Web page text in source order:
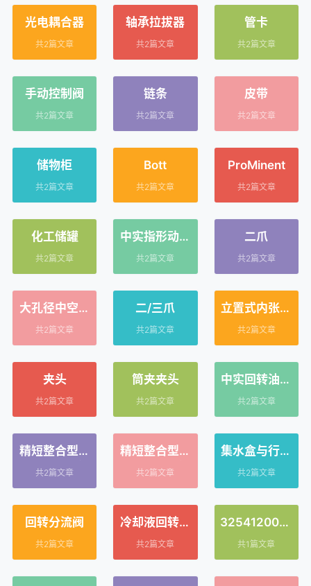
光电耦合器
共2篇文章
轴承拉拔器
共2篇文章
管卡
共2篇文章
手动控制阀
共2篇文章
链条
共2篇文章
皮带
共2篇文章
储物柜
共2篇文章
Bott
共2篇文章
ProMinent
共2篇文章
化工储罐
共2篇文章
中实指形动力
卡盘
共2篇文章
二爪
共2篇文章
大孔径中空气
动卡盘
共2篇文章
二/三爪
共2篇文章
立置式内张后
拉卡盘
共2篇文章
夹头
共2篇文章
筒夹夹头
共2篇文章
中实回转油压
缸
共2篇文章
精短整合型注
气回转油压缸
共2篇文章
精短整合型注
水回转油压缸
共2篇文章
集水盒与行程
确认装置
共2篇文章
回转分流阀
共2篇文章
冷却液回转接
头
共2篇文章
325412000-
00
共1篇文章